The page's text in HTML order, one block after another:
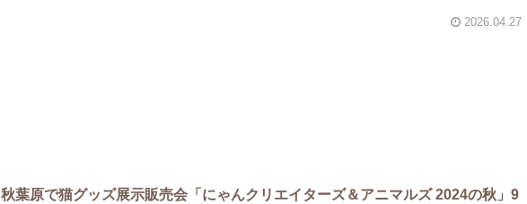
2026.04.27
秋葉原で猫グッズ展示販売会「にゃんクリエイターズ＆アニマルズ 2024の秋」9